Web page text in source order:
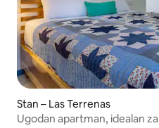
Stan – Las Terrenas
Ugodan apartman, idealan